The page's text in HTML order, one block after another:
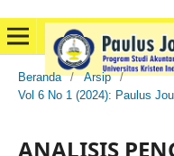
Beranda / Arsip
/
Vol 6 No 1 (2024): Paulus
ANALISIS